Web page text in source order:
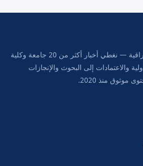
بوابة الأخبار الأكاديمية العراقية — نغطي أخبار أكثر من 20 جامعة وكلية
والاعتمادات إلى البحوث والإنجازات
موثوق منذ 2020.